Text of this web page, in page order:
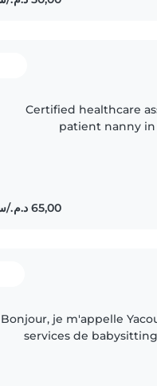
Certified healthcare
patient nanny in
Bonjour, je m'appelle
services de